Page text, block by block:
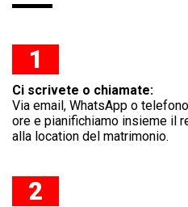
1
Ci scrivete o chiamate:
Via email, WhatsApp o
ore e pianifichiamo insieme il
alla location del matrimonio.
2